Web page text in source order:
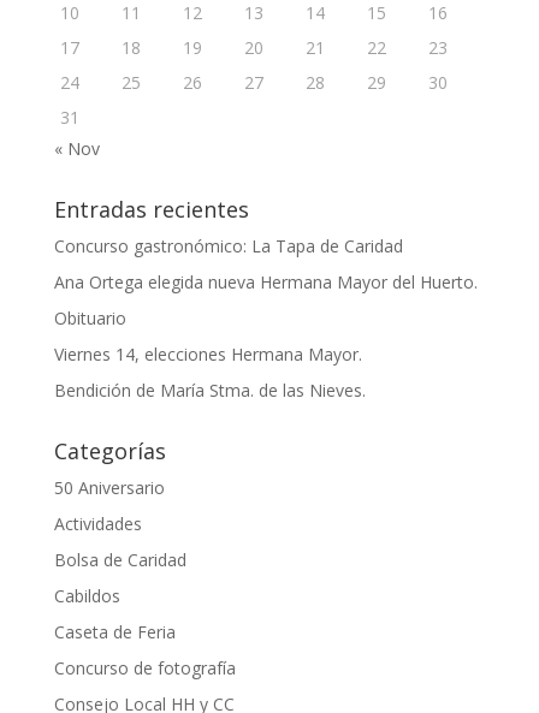
10
11 12 13 14 15
16
17
18 19 20 21 22
23
24
25 26 27 28 29
30
31
« Nov
Entradas recientes
Concurso gastronómico: La Tapa de Caridad
Ana Ortega elegida nueva Hermana Mayor del Huerto.
Obituario
Viernes 14, elecciones Hermana Mayor.
Bendición de María Stma. de las Nieves.
Categorías
50 Aniversario
Actividades
Bolsa de Caridad
Cabildos
Caseta de Feria
Concurso de fotografía
Consejo Local HH y CC